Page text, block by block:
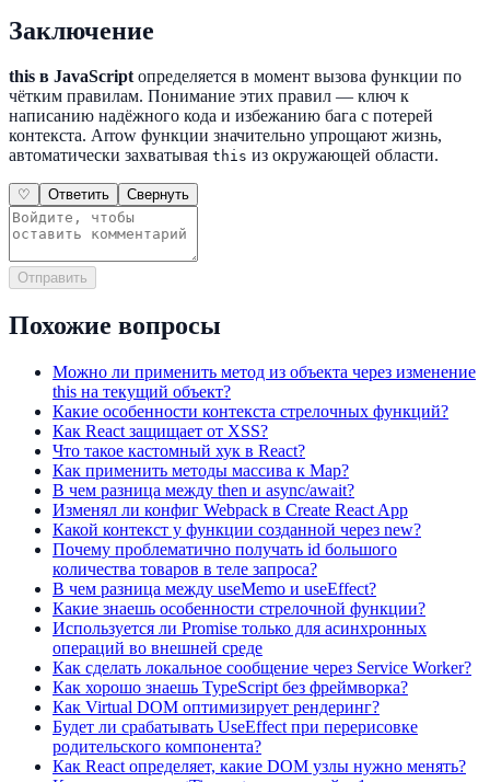
Заключение
this в JavaScriptопределяется в момент вызова функции по
чётким правилам. Понимание этих правил — ключ к
написанию надёжного кода и избежанию бага с потерей
контекста. Arrow функции значительно упрощают жизнь,
автоматически захватывая this из окружающей области.
♡ Ответить Свернуть
Отправить
Похожие вопросы
Можно ли применить метод из объекта через изменение
this на текущий объект?
Какие особенности контекста стрелочных функций?
Как React защищает от XSS?
Что такое кастомный хук в React?
Как применить методы массива к Map?
В чем разница между then и async/await?
Изменял ли конфиг Webpack в Create React App
Какой контекст у функции созданной через new?
Почему проблематично получать id большого
количества товаров в теле запроса?
В чем разница между useMemo и useEffect?
Какие знаешь особенности стрелочной функции?
Используется ли Promise только для асинхронных
операций во внешней среде
Как сделать локальное сообщение через Service Worker?
Как хорошо знаешь TypeScript без фреймворка?
Как Virtual DOM оптимизирует рендеринг?
Будет ли срабатывать UseEffect при перерисовке
родительского компонента?
Как React определяет, какие DOM узлы нужно менять?